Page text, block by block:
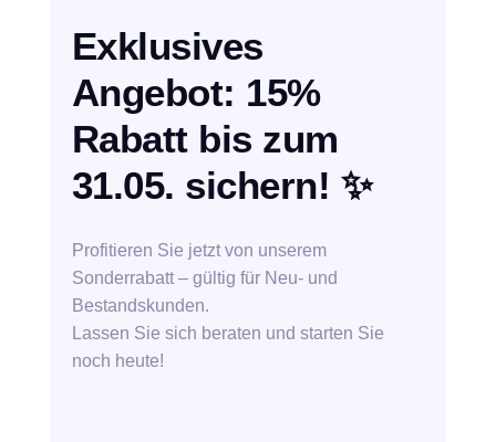
Exklusives
Angebot: 15%
Rabatt bis zum
31.05. sichern! ✨
Profitieren Sie jetzt von unserem
Sonderrabatt – gültig für Neu- und
Bestandskunden.
Lassen Sie sich beraten und starten Sie
noch heute!